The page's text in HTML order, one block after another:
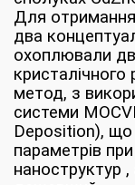
Для отримання
два
охоплювали
кристалічного
метод, з
системи
Deposition),
параметрів
наноструктур